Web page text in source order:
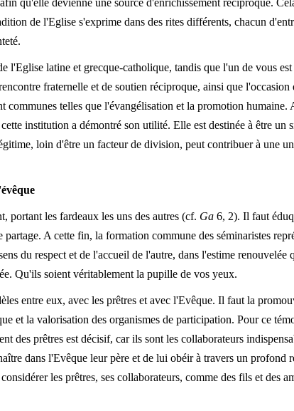
qu'elle devienne une source d'enrichissement réciproque.
de l'Eglise s'exprime dans des rites différents, chacun
l'Eglise latine et grecque-catholique, tandis que l'un de vous
fraternelle et de soutien réciproque, ainsi que l'occasion
communes telles que l'évangélisation et la promotion humaine.
institution a démontré son utilité. Elle est destinée à être un
loin d'être un facteur de division, peut contribuer à une
portant les fardeaux les uns des autres (cf. Ga 6, 2). Il faut
A cette fin, la formation commune des séminaristes
du respect et de l'accueil de l'autre, dans l'estime renouvelée
Qu'ils soient véritablement la pupille de vos yeux.
entre eux, avec les prêtres et avec l'Evêque. Il faut la
et la valorisation des organismes de participation. Pour ce
des prêtres est décisif, car ils sont les collaborateurs
dans l'Evêque leur père et de lui obéir à travers un profond
les prêtres, ses collaborateurs, comme des fils et des